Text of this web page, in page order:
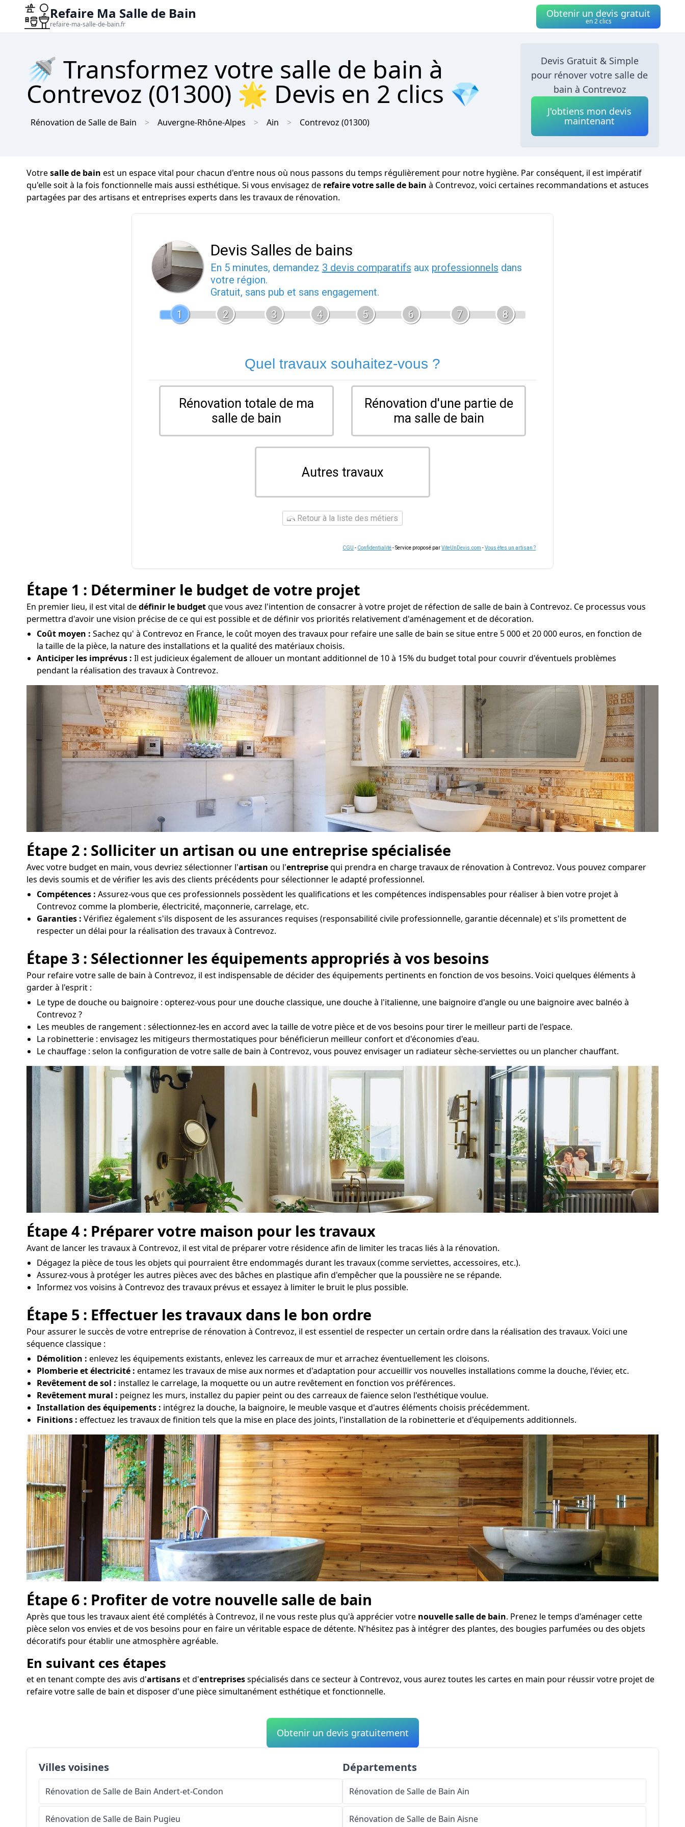
Refaire Ma Salle de Bain
refaire-ma-salle-de-bain.fr
Obtenir un devis gratuit
en 2 clics
🚿 Transformez votre salle de bain à
Contrevoz (01300) 🌟 Devis en 2 clics 💎
Rénovation de Salle de Bain Auvergne-Rhône-Alpes Ain Contrevoz (01300)
Devis Gratuit & Simple
pour rénover votre salle de
bain à Contrevoz
J'obtiens mon devis
maintenant
Votresalle de bain est un espace vital pour chacun d'entre nous où nous passons du temps régulièrement pour notre hygiène. Par conséquent, il est impératif
qu'elle soit à la fois fonctionnelle mais aussi esthétique. Si vous envisagez de refaire votre salle de bain à Contrevoz, voici certaines recommandations et astuces
partagées par des artisans et entreprises experts dans les travaux de rénovation.
Devis Salles de bains
En 5 minutes, demandez 3 devis comparatifs aux professionnels dans
votre région.
Gratuit, sans pub et sans engagement.
1
2 3 4 5 6 7 8
Quel travaux souhaitez-vous ?
Rénovation totale de ma
salle de bain
Rénovation d'une partie de
ma salle de bain
Autres travaux
Retour à la liste des métiers
CGU - Confidentialité- Service proposé parViteUnDevis.com -Vous êtes un artisan ?
Étape 1 : Déterminer le budget de votre projet
En premier lieu, il est vital dedéfinir le budgetque vous avez l'intention de consacrer à votre projet de réfection de salle de bain à Contrevoz. Ce processus vous
permettra d'avoir une vision précise de ce qui est possible et de définir vos priorités relativement d'aménagement et de décoration.
Coût moyen : Sachez qu' à Contrevoz en France, le coût moyen des travaux pour refaire une salle de bain se situe entre 5 000 et 20 000 euros, en fonction de
la taille de la pièce, la nature des installations et la qualité des matériaux choisis.
Anticiper les imprévus : Il est judicieux également de allouer un montant additionnel de 10 à 15% du budget total pour couvrir d'éventuels problèmes
pendant la réalisation des travaux à Contrevoz.
Étape 2 : Solliciter un artisan ou une entreprise spécialisée
Avec votre budget en main, vous devriez sélectionner l'artisan ou l'entreprisequi prendra en charge travaux de rénovation à Contrevoz. Vous pouvez comparer
les devis soumis et de vérifier les avis des clients précédents pour sélectionner le adapté professionnel.
Compétences : Assurez-vous que ces professionnels possèdent les qualifications et les compétences indispensables pour réaliser à bien votre projet à
Contrevoz comme la plomberie, électricité, maçonnerie, carrelage, etc.
Garanties : Vérifiez également s'ils disposent de les assurances requises (responsabilité civile professionnelle, garantie décennale) et s'ils promettent de
respecter un délai pour la réalisation des travaux à Contrevoz.
Étape 3 : Sélectionner les équipements appropriés à vos besoins
Pour refaire votre salle de bain à Contrevoz, il est indispensable de décider des équipements pertinents en fonction de vos besoins. Voici quelques éléments à
garder à l'esprit :
Le type de douche ou baignoire : opterez-vous pour une douche classique, une douche à l'italienne, une baignoire d'angle ou une baignoire avec balnéo à
Contrevoz ?
Les meubles de rangement : sélectionnez-les en accord avec la taille de votre pièce et de vos besoins pour tirer le meilleur parti de l'espace.
La robinetterie : envisagez les mitigeurs thermostatiques pour bénéficierun meilleur confort et d'économies d'eau.
Le chauffage : selon la configuration de votre salle de bain à Contrevoz, vous pouvez envisager un radiateur sèche-serviettes ou un plancher chauffant.
Étape 4 : Préparer votre maison pour les travaux
Avant de lancer les travaux à Contrevoz, il est vital de préparer votre résidence afin de limiter les tracas liés à la rénovation.
Dégagez la pièce de tous les objets qui pourraient être endommagés durant les travaux (comme serviettes, accessoires, etc.).
Assurez-vous à protéger les autres pièces avec des bâches en plastique afin d'empêcher que la poussière ne se répande.
Informez vos voisins à Contrevoz des travaux prévus et essayez à limiter le bruit le plus possible.
Étape 5 : Effectuer les travaux dans le bon ordre
Pour assurer le succès de votre entreprise de rénovation à Contrevoz, il est essentiel de respecter un certain ordre dans la réalisation des travaux. Voici une
séquence classique :
Démolition : enlevez les équipements existants, enlevez les carreaux de mur et arrachez éventuellement les cloisons.
Plomberie et électricité : entamez les travaux de mise aux normes et d'adaptation pour accueillir vos nouvelles installations comme la douche, l'évier, etc.
Revêtement de sol : installez le carrelage, la moquette ou un autre revêtement en fonction vos préférences.
Revêtement mural : peignez les murs, installez du papier peint ou des carreaux de faïence selon l'esthétique voulue.
Installation des équipements : intégrez la douche, la baignoire, le meuble vasque et d'autres éléments choisis précédemment.
Finitions : effectuez les travaux de finition tels que la mise en place des joints, l'installation de la robinetterie et d'équipements additionnels.
Étape 6 : Profiter de votre nouvelle salle de bain
Après que tous les travaux aient été complétés à Contrevoz, il ne vous reste plus qu'à apprécier votre nouvelle salle de bain. Prenez le temps d'aménager cette
pièce selon vos envies et de vos besoins pour en faire un véritable espace de détente. N'hésitez pas à intégrer des plantes, des bougies parfumées ou des objets
décoratifs pour établir une atmosphère agréable.
En suivant ces étapes
et en tenant compte des avis d'artisanset d'entreprisesspécialisés dans ce secteur à Contrevoz, vous aurez toutes les cartes en main pour réussir votre projet de
refaire votre salle de bain et disposer d'une pièce simultanément esthétique et fonctionnelle.
Obtenir un devis gratuitement
Villes voisines
Rénovation de Salle de Bain Andert-et-Condon
Rénovation de Salle de Bain Pugieu
Départements
Rénovation de Salle de Bain Ain
Rénovation de Salle de Bain Aisne